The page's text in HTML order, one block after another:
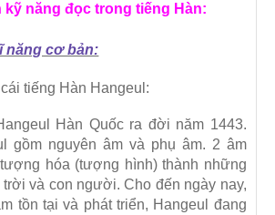
kỹ năng đọc trong tiếng Hàn:
năng cơ bản:
tiếng Hàn Hangeul:
Hàn Quốc ra đời năm 1443.
gồm nguyên âm và phụ âm. 2 âm
hóa (tượng hình) thành những
trời và con người. Cho đến ngày nay,
tồn tại và phát triển, Hangeul đang